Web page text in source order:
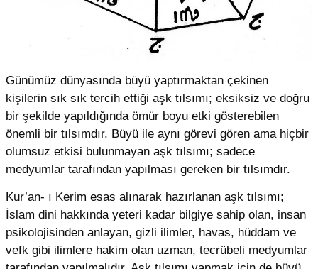
Günümüz dünyasında büyü yaptırmaktan çekinen
kişilerin sık sık tercih ettiği aşk tılsımı; eksiksiz ve doğru
bir şekilde yapıldığında ömür boyu etki gösterebilen
önemli bir tılsımdır. Büyü ile aynı görevi gören ama hiçbir
olumsuz etkisi bulunmayan aşk tılsımı; sadece
medyumlar tarafından yapılması gereken bir tılsımdır.
Kur’an- ı Kerim esas alınarak hazırlanan aşk tılsımı;
İslam dini hakkında yeteri kadar bilgiye sahip olan, insan
psikolojisinden anlayan, gizli ilimler, havas, hüddam ve
vefk gibi ilimlere hakim olan uzman, tecrübeli medyumlar